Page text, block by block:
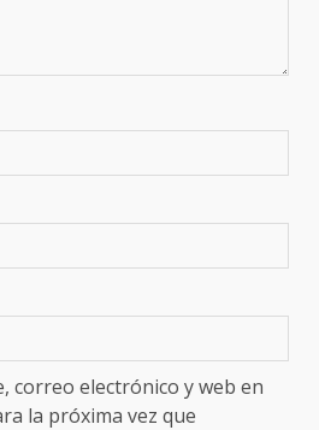
correo electrónico y web en
la próxima vez que